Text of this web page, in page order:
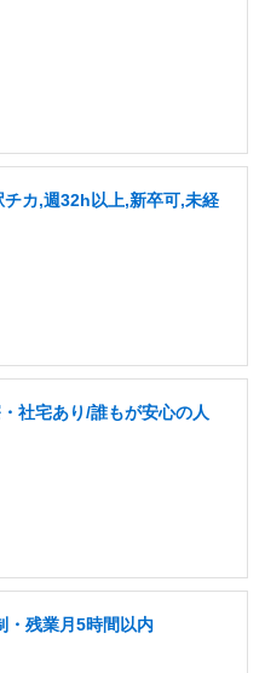
チカ,週32h以上,新卒可,未経
社宅あり/誰もが安心の人
・残業月5時間以内